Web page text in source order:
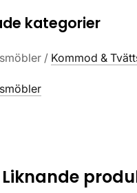
kategorier
/ Kommod &
Liknande